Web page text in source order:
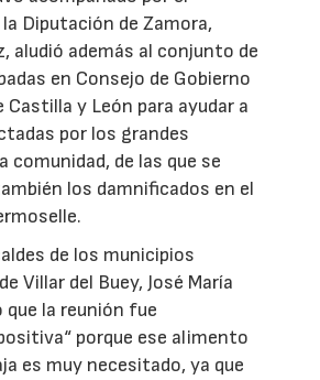
Diputación de Zamora,
aludió además al conjunto de
en Consejo de Gobierno
Castilla y León para ayudar a
por los grandes
comunidad, de las que se
los damnificados en el
de los municipios
Villar del Buey, José María
que la reunión fue
porque ese alimento
es muy necesitado, ya que